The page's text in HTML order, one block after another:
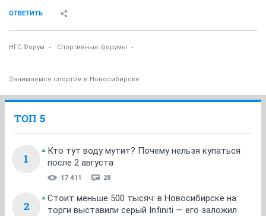
ОТВЕТИТЬ
НГС.Форум Спортивные форумы
Занимаемся спортом в Новосибирске
ТОП 5
1
Кто тут воду мутит? Почему нельзя купаться
после 2 августа
17 411 28
2
Стоит меньше 500 тысяч: в Новосибирске на
торги выставили серый Infiniti — его заложил